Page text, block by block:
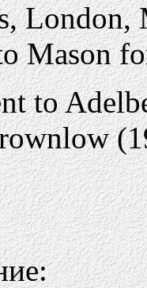
London,
Mason
to